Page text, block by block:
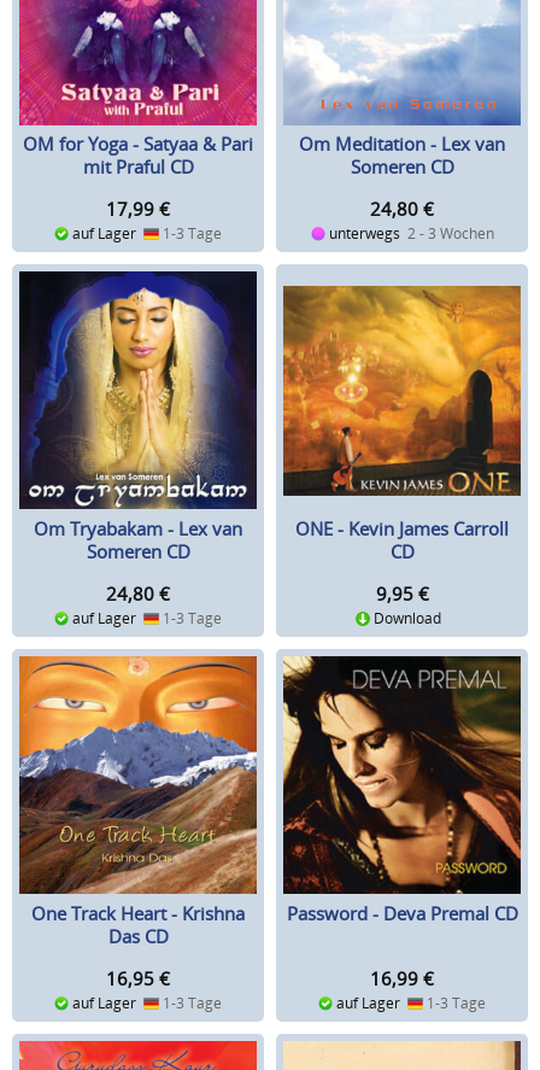
OM for Yoga - Satyaa & Pari
mit Praful CD
17,99 €
auf Lager 1-3 Tage
Om Meditation - Lex van
Someren CD
24,80 €
unterwegs 2 - 3 Wochen
Om Tryabakam - Lex van
Someren CD
24,80 €
auf Lager 1-3 Tage
ONE - Kevin James Carroll
CD
9,95 €
Download
One Track Heart - Krishna
Das CD
16,95 €
auf Lager 1-3 Tage
Password - Deva Premal CD
16,99 €
auf Lager 1-3 Tage